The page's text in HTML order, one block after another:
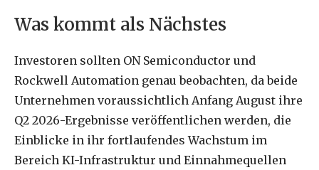
Was kommt als Nächstes
Investoren sollten ON Semiconductor und
Rockwell Automation genau beobachten, da beide
Unternehmen voraussichtlich Anfang August ihre
Q2 2026-Ergebnisse veröffentlichen werden, die
Einblicke in ihr fortlaufendes Wachstum im
Bereich KI-Infrastruktur und Einnahmequellen